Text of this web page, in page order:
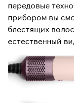
передовые
прибором вы
блестящих
естественный